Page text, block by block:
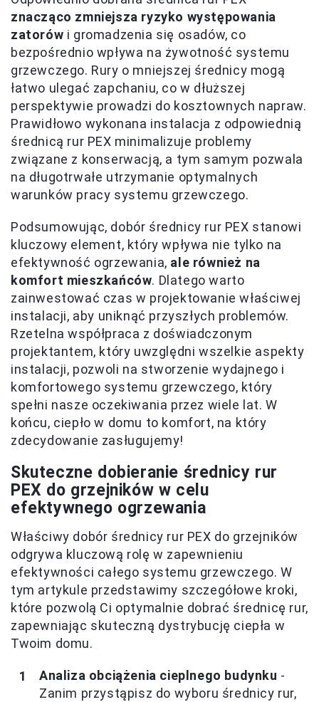
znacząco zmniejsza ryzyko występowania
zatorów i gromadzenia się osadów, co
bezpośrednio wpływa na żywotność systemu
grzewczego. Rury o mniejszej średnicy mogą
łatwo ulegać zapchaniu, co w dłuższej
perspektywie prowadzi do kosztownych napraw.
Prawidłowo wykonana instalacja z odpowiednią
średnicą rur PEX minimalizuje problemy
związane z konserwacją, a tym samym pozwala
na długotrwałe utrzymanie optymalnych
warunków pracy systemu grzewczego.
Podsumowując, dobór średnicy rur PEX stanowi
kluczowy element, który wpływa nie tylko na
efektywność ogrzewania, ale również na
komfort mieszkańców. Dlatego warto
zainwestować czas w projektowanie właściwej
instalacji, aby uniknąć przyszłych problemów.
Rzetelna współpraca z doświadczonym
projektantem, który uwzględni wszelkie aspekty
instalacji, pozwoli na stworzenie wydajnego i
komfortowego systemu grzewczego, który
spełni nasze oczekiwania przez wiele lat. W
końcu, ciepło w domu to komfort, na który
zdecydowanie zasługujemy!
Skuteczne dobieranie średnicy rur
PEX do grzejników w celu
efektywnego ogrzewania
Właściwy dobór średnicy rur PEX do grzejników
odgrywa kluczową rolę w zapewnieniu
efektywności całego systemu grzewczego. W
tym artykule przedstawimy szczegółowe kroki,
które pozwolą Ci optymalnie dobrać średnicę rur,
zapewniając skuteczną dystrybucję ciepła w
Twoim domu.
Analiza obciążenia cieplnego budynku -
Zanim przystąpisz do wyboru średnicy rur,